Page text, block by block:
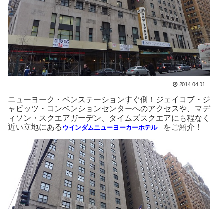
2014.04.01
ニューヨーク・ペンステーションすぐ側！ジェイコブ・ジ
ャビッツ・コンベンションセンターへのアクセスや、マデ
ィソン・スクエアガーデン、タイムズスクエアにも程なく
近い立地にある ウインダムニューヨーカーホテル をご紹介！